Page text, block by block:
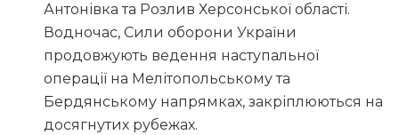
Антонівка та Розлив Херсонської області.
Водночас, Сили оборони України
продовжують ведення наступальної
операції на Мелітопольському та
Бердянському напрямках, закріплюються на
досягнутих рубежах.